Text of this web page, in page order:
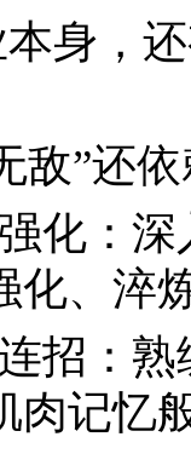
身，
敌”还
化：
化、淬
招：
肉记忆